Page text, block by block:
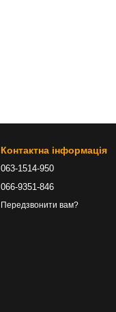
Контактна інформація
063-1514-950
066-9351-846
Передзвонити вам?